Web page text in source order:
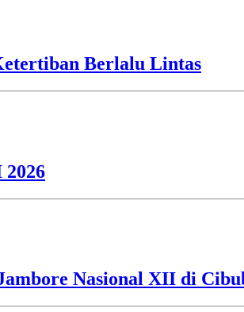
Berlalu Lintas
Nasional XII di